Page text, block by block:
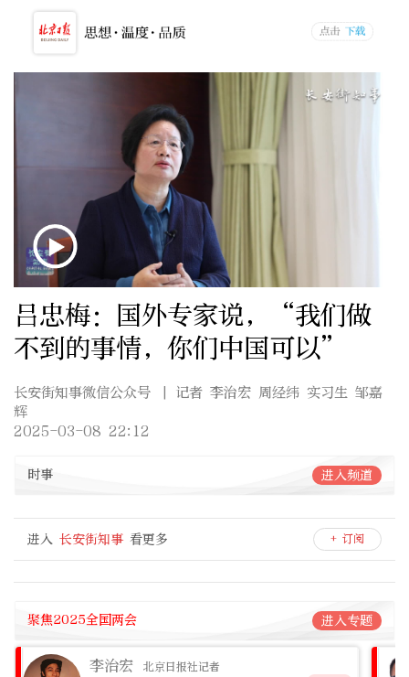
吕忠梅：国外专家说，“我们做
不到的事情，你们中国可以”
长安街知事微信公众号
| 记者 李治宏 周经纬 实习生 邹嘉
辉
2025-03-08 22:12
时事 进入频道
进入 长安街知事 看更多 + 订阅
聚焦2025全国两会 进入专题
李治宏 北京日报社记者